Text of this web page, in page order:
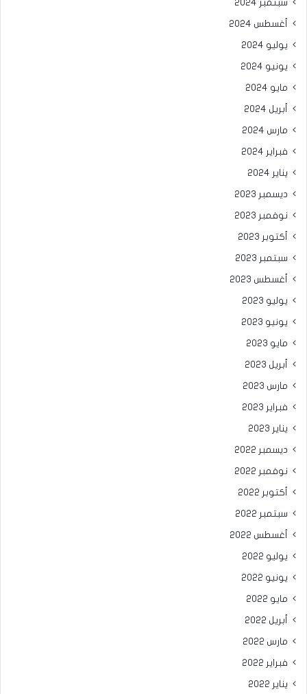
سبتمبر 2024
أغسطس 2024
يوليو 2024
يونيو 2024
مايو 2024
أبريل 2024
مارس 2024
فبراير 2024
يناير 2024
ديسمبر 2023
نوفمبر 2023
أكتوبر 2023
سبتمبر 2023
أغسطس 2023
يوليو 2023
يونيو 2023
مايو 2023
أبريل 2023
مارس 2023
فبراير 2023
يناير 2023
ديسمبر 2022
نوفمبر 2022
أكتوبر 2022
سبتمبر 2022
أغسطس 2022
يوليو 2022
يونيو 2022
مايو 2022
أبريل 2022
مارس 2022
فبراير 2022
يناير 2022